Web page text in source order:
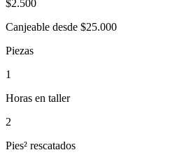
$2.500
Canjeable desde $25.000
Piezas
1
Horas en taller
2
Pies² rescatados